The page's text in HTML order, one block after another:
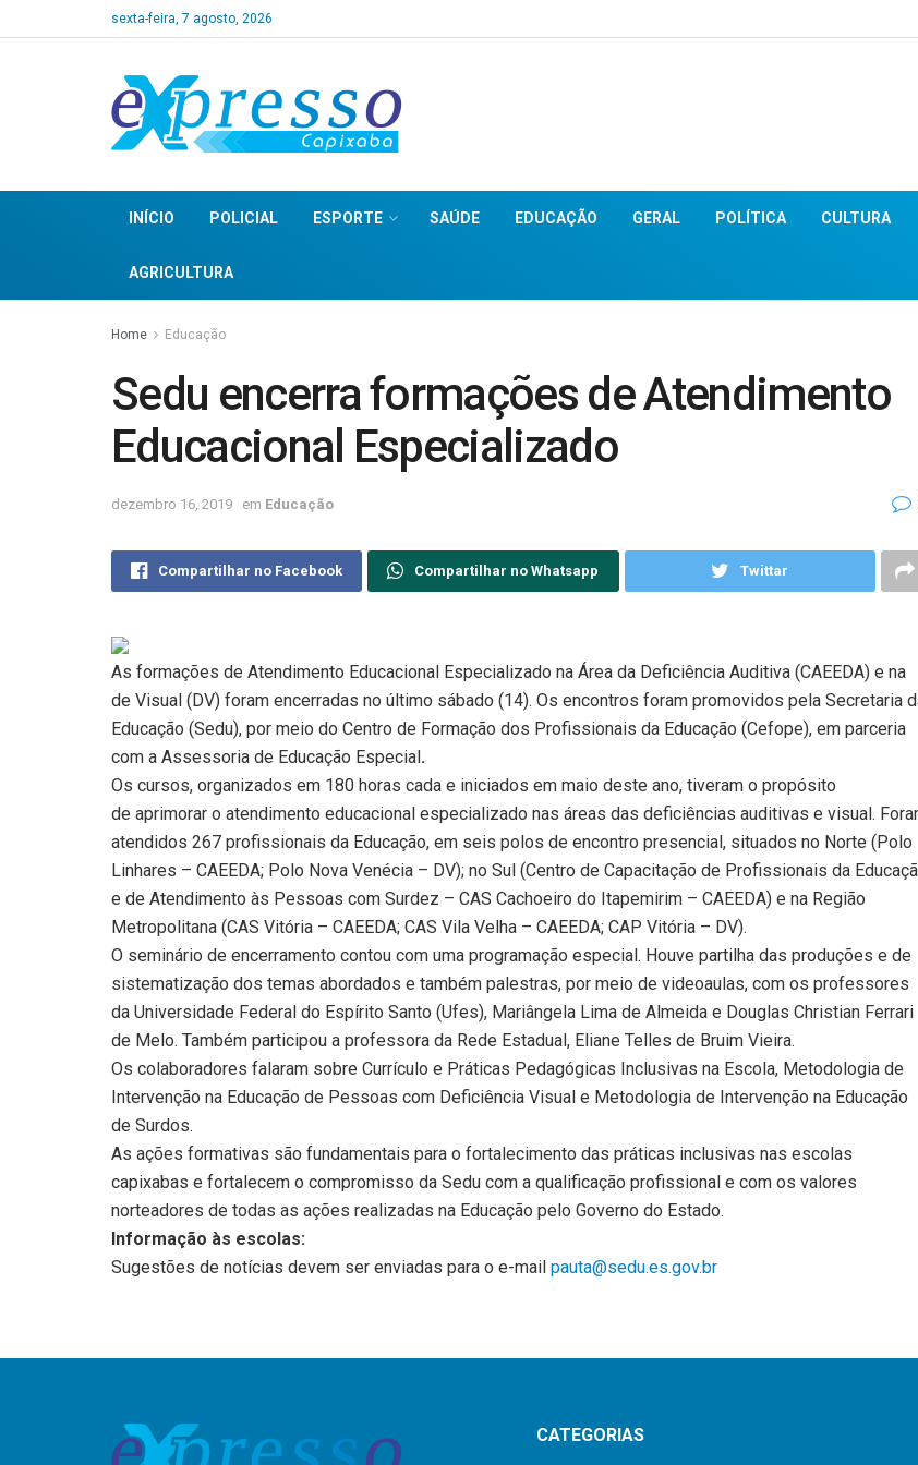
sexta-feira, 7 agosto, 2026
INÍCIO POLICIAL ESPORTE SAÚDE EDUCAÇÃO GERAL POLÍTICA CULTURA
AGRICULTURA
Home Educação
Sedu encerra formações de Atendimento
Educacional Especializado
dezembro 16, 2019 em Educação
Compartilhar no Facebook Compartilhar no Whatsapp Twittar
As formações de Atendimento Educacional Especializado na Área da Deficiência Auditiva (CAEEDA) e na
de Visual (DV) foram encerradas no último sábado (14). Os encontros foram promovidos pela Secretaria
Educação (Sedu), por meio do Centro de Formação dos Profissionais da Educação (Cefope), em parceria
com a Assessoria de Educação Especial.
Os cursos, organizados em 180 horas cada e iniciados em maio deste ano, tiveram o propósito
de aprimorar o atendimento educacional especializado nas áreas das deficiências auditivas e visual.
atendidos 267 profissionais da Educação, em seis polos de encontro presencial, situados no Norte (Polo
Linhares – CAEEDA; Polo Nova Venécia – DV); no Sul (Centro de Capacitação de Profissionais da
e de Atendimento às Pessoas com Surdez – CAS Cachoeiro do Itapemirim – CAEEDA) e na Região
Metropolitana (CAS Vitória – CAEEDA; CAS Vila Velha – CAEEDA; CAP Vitória – DV).
O seminário de encerramento contou com uma programação especial. Houve partilha das produções e de
sistematização dos temas abordados e também palestras, por meio de videoaulas, com os professores
da Universidade Federal do Espírito Santo (Ufes), Mariângela Lima de Almeida e Douglas Christian Ferrari
de Melo. Também participou a professora da Rede Estadual, Eliane Telles de Bruim Vieira.
Os colaboradores falaram sobre Currículo e Práticas Pedagógicas Inclusivas na Escola, Metodologia de
Intervenção na Educação de Pessoas com Deficiência Visual e Metodologia de Intervenção na Educação
de Surdos.
As ações formativas são fundamentais para o fortalecimento das práticas inclusivas nas escolas
capixabas e fortalecem o compromisso da Sedu com a qualificação profissional e com os valores
norteadores de todas as ações realizadas na Educação pelo Governo do Estado.
Informação às escolas:
Sugestões de notícias devem ser enviadas para o e-mail pauta@sedu.es.gov.br
CATEGORIAS